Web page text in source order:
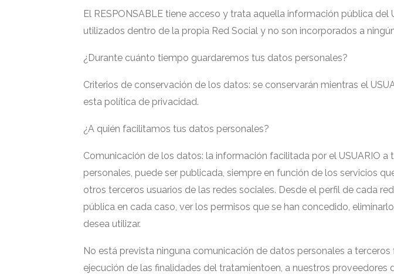
El RESPONSABLE tiene acceso y trata aquella información pública
utilizados dentro de la propia Red Social y no son incorporados a
¿Durante cuánto tiempo guardaremos tus datos personales?
Criterios de conservación de los datos: se conservarán mientras el
esta política de privacidad.
¿A quién facilitamos tus datos personales?
Comunicación de los datos: la información facilitada por el USUARIO
personales, puede ser publicada, siempre en función de los servicios
otros terceros usuarios de las redes sociales. Desde el perfil de cada
pública en cada caso, ver los permisos que se han concedido,
desea utilizar.
No está prevista ninguna comunicación de datos personales a
ejecución de las finalidades del tratamientoen, a nuestros